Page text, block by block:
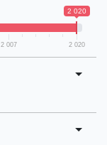
2 020
2 007 2 020